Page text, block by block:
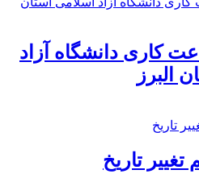
کاری دانشگاه آزاد
البرز
تغییر تاریخ